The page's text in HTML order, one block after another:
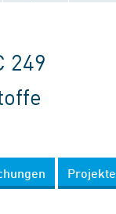
249
Projekte